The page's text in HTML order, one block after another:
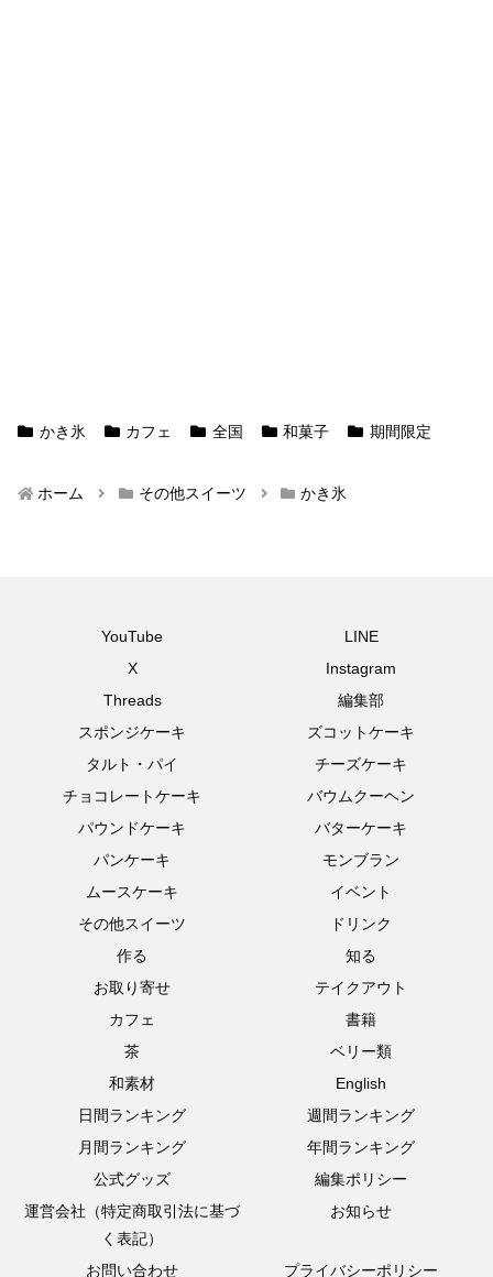
かき氷 カフェ 全国 和菓子 期間限定
ホーム その他スイーツ かき氷
YouTube
LINE
X
Instagram
Threads
編集部
スポンジケーキ
ズコットケーキ
タルト・パイ
チーズケーキ
チョコレートケーキ
バウムクーヘン
パウンドケーキ
バターケーキ
パンケーキ
モンブラン
ムースケーキ
イベント
その他スイーツ
ドリンク
作る
知る
お取り寄せ
テイクアウト
カフェ
書籍
茶
ベリー類
和素材
English
日間ランキング
週間ランキング
月間ランキング
年間ランキング
公式グッズ
編集ポリシー
運営会社（特定商取引法に基づ
く表記）
お知らせ
お問い合わせ プライバシーポリシー